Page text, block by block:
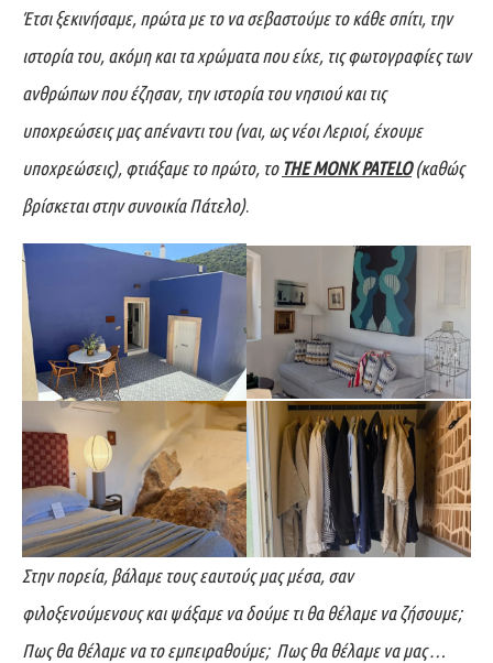
Έτσι ξεκινήσαμε, πρώτα με το να σεβαστούμε το κάθε σπίτι, την
ιστορία του, ακόμη και τα χρώματα που είχε, τις φωτογραφίες των
ανθρώπων που έζησαν, την ιστορία του νησιού και τις
υποχρεώσεις μας απέναντι του (ναι, ως νέοι Λεριοί, έχουμε
υποχρεώσεις), φτιάξαμε το πρώτο, το ΤΗΕ ΜΟΝΚ PATELO(καθώς
βρίσκεται στην συνοικία Πάτελο).
Στην πορεία, βάλαμε τους εαυτούς μας μέσα, σαν
φιλοξενούμενους και ψάξαμε να δούμε τι θα θέλαμε να ζήσουμε;
Πως θα θέλαμε να το εμπειραθούμε; Πως θα θέλαμε να μας …